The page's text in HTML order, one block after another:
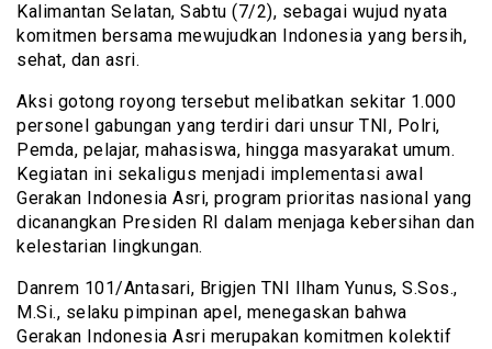
Kalimantan Selatan, Sabtu (7/2), sebagai wujud nyata
komitmen bersama mewujudkan Indonesia yang bersih,
sehat, dan asri.
Aksi gotong royong tersebut melibatkan sekitar 1.000
personel gabungan yang terdiri dari unsur TNI, Polri,
Pemda, pelajar, mahasiswa, hingga masyarakat umum.
Kegiatan ini sekaligus menjadi implementasi awal
Gerakan Indonesia Asri, program prioritas nasional yang
dicanangkan Presiden RI dalam menjaga kebersihan dan
kelestarian lingkungan.
Danrem 101/Antasari, Brigjen TNI Ilham Yunus, S.Sos.,
M.Si., selaku pimpinan apel, menegaskan bahwa
Gerakan Indonesia Asri merupakan komitmen kolektif